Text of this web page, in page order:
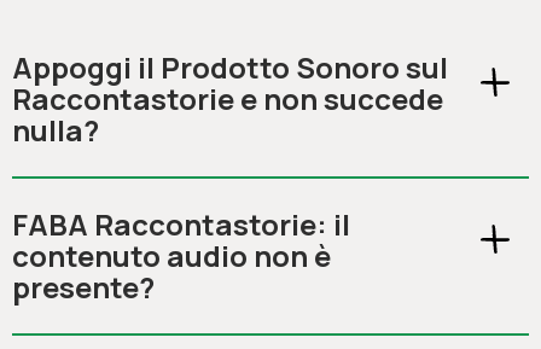
Appoggi il Prodotto Sonoro sul
Raccontastorie e non succede
nulla?
FABA Raccontastorie: il
contenuto audio non è
presente?